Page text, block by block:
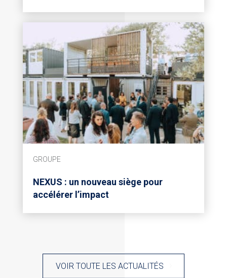
GROUPE
NEXUS : un nouveau siège pour
accélérer l’impact
VOIR TOUTE LES ACTUALITÉS